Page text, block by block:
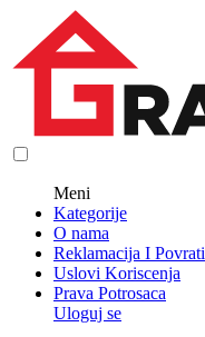
Meni
Kategorije
O nama
Reklamacija I Povrati
Uslovi Koriscenja
Prava Potrosaca
Uloguj se